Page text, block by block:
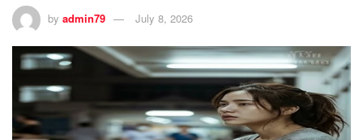
by admin79 July 8, 2026